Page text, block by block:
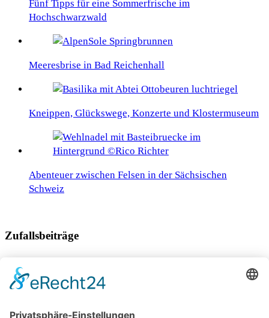
Fünf Tipps für eine Sommerfrische im
Hochschwarzwald
Meeresbrise in Bad Reichenhall
Kneippen, Glückswege, Konzerte und Klostermuseum
Abenteuer zwischen Felsen in der Sächsischen
Schweiz
Zufallsbeiträge
Campingurlaub mit Hund